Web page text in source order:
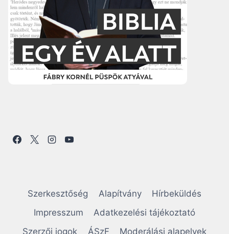
Szerkesztőség Alapítvány
Hírbeküldés
Impresszum
Adatkezelési tájékoztató
Szerzői jogok
ÁSzF Moderálási alapelvek